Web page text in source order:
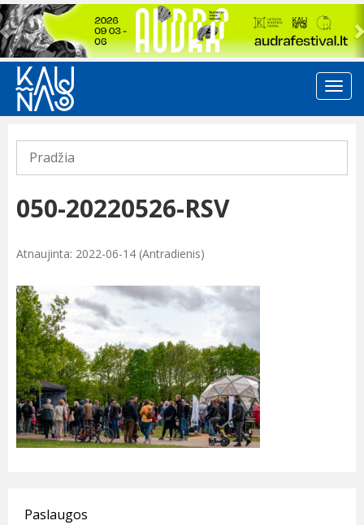
Previous
Pradžia
050-20220526-RSV
Atnaujinta: 2022-06-14 (Antradienis)
Paslaugos